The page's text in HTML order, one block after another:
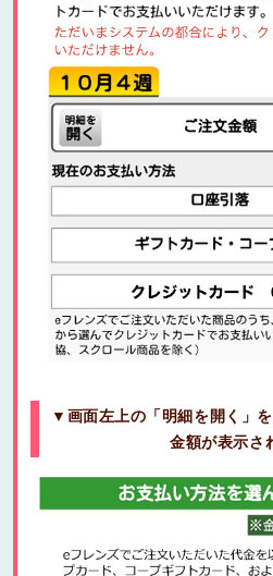
▼画面左上の「明細を開く」
金額が表示さ